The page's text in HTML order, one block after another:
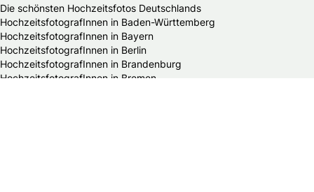
Die schönsten Hochzeitsfotos Deutschlands
HochzeitsfotografInnen in Baden-Württemberg
HochzeitsfotografInnen in Bayern
HochzeitsfotografInnen in Berlin
HochzeitsfotografInnen in Brandenburg
HochzeitsfotografInnen in Bremen